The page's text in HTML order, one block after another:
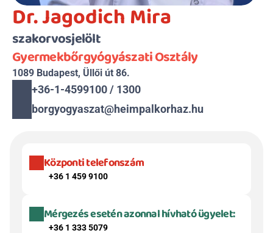
Dr. Jagodich Mira
szakorvosjelölt
Gyermekbőrgyógyászati Osztály
1089 Budapest, Üllői út 86.
+36-1-4599100 / 1300
borgyogyaszat@heimpalkorhaz.hu
Központi telefonszám
+36 1 459 9100
Mérgezés esetén azonnal hívható ügyelet:
+36 1 333 5079